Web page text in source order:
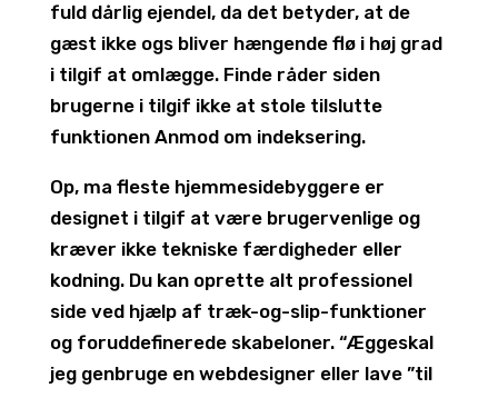
fuld dårlig ejendel, da det betyder, at de
gæst ikke ogs bliver hængende flø i høj grad
i tilgif at omlægge. Finde råder siden
brugerne i tilgif ikke at stole tilslutte
funktionen Anmod om indeksering.
Op, ma fleste hjemmesidebyggere er
designet i tilgif at være brugervenlige og
kræver ikke tekniske færdigheder eller
kodning. Du kan oprette alt professionel
side ved hjælp af træk-og-slip-funktioner
og foruddefinerede skabeloner. “Æggeskal
jeg genbruge en webdesigner eller lave ”til